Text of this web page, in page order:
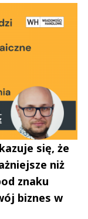
się, że
niż
znaku
biznes w